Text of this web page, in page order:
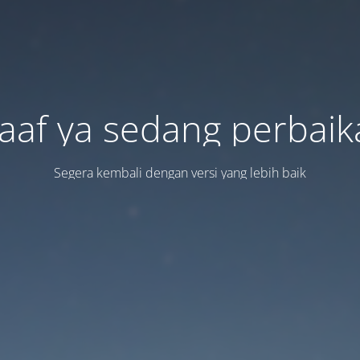
ya sedang
Segera kembali dengan versi yang lebih baik